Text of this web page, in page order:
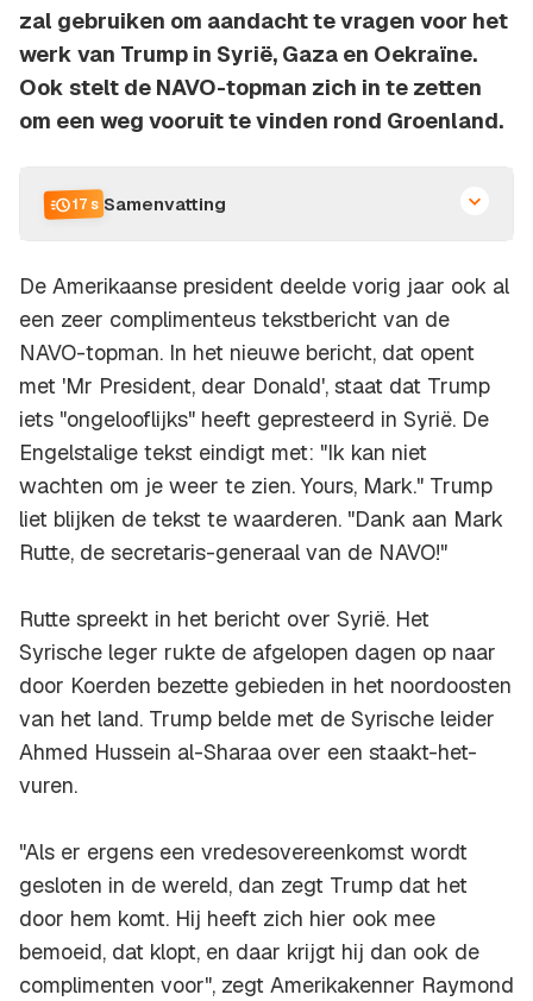
zal gebruiken om aandacht te vragen voor het
werk van Trump in Syrië, Gaza en Oekraïne.
Ook stelt de NAVO-topman zich in te zetten
om een weg vooruit te vinden rond Groenland.
17 s Samenvatting
De Amerikaanse president deelde vorig jaar ook al
een zeer complimenteus tekstbericht van de
NAVO-topman. In het nieuwe bericht, dat opent
met 'Mr President, dear Donald', staat dat Trump
iets "ongelooflijks" heeft gepresteerd in Syrië. De
Engelstalige tekst eindigt met: "Ik kan niet
wachten om je weer te zien. Yours, Mark." Trump
liet blijken de tekst te waarderen. "Dank aan Mark
Rutte, de secretaris-generaal van de NAVO!"
Rutte spreekt in het bericht over Syrië. Het
Syrische leger rukte de afgelopen dagen op naar
door Koerden bezette gebieden in het noordoosten
van het land. Trump belde met de Syrische leider
Ahmed Hussein al-Sharaa over een staakt-het-
vuren.
"Als er ergens een vredesovereenkomst wordt
gesloten in de wereld, dan zegt Trump dat het
door hem komt. Hij heeft zich hier ook mee
bemoeid, dat klopt, en daar krijgt hij dan ook de
complimenten voor", zegt Amerikakenner Raymond